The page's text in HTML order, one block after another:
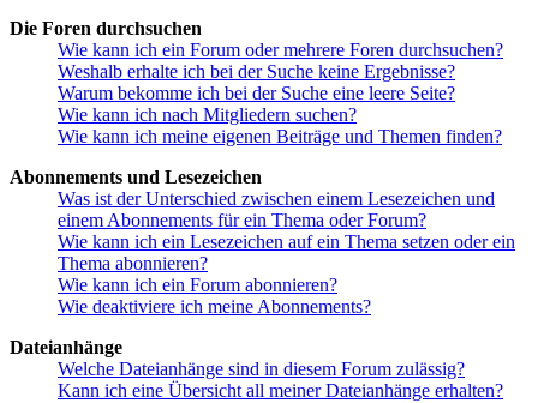
Die Foren durchsuchen
Wie kann ich ein Forum oder mehrere Foren durchsuchen?
Weshalb erhalte ich bei der Suche keine Ergebnisse?
Warum bekomme ich bei der Suche eine leere Seite?
Wie kann ich nach Mitgliedern suchen?
Wie kann ich meine eigenen Beiträge und Themen finden?
Abonnements und Lesezeichen
Was ist der Unterschied zwischen einem Lesezeichen und
einem Abonnements für ein Thema oder Forum?
Wie kann ich ein Lesezeichen auf ein Thema setzen oder ein
Thema abonnieren?
Wie kann ich ein Forum abonnieren?
Wie deaktiviere ich meine Abonnements?
Dateianhänge
Welche Dateianhänge sind in diesem Forum zulässig?
Kann ich eine Übersicht all meiner Dateianhänge erhalten?